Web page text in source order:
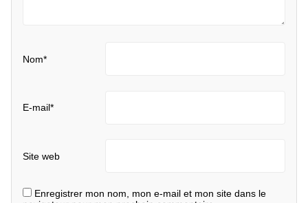
Nom*
E-mail*
Site web
Enregistrer mon nom, mon e-mail et mon site dans le